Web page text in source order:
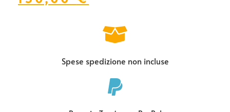
Spese spedizione non incluse